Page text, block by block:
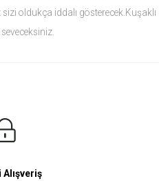
oldukça iddalı gösterecek.Kuşaklı
33 Beden ( Medium )
Alışveriş